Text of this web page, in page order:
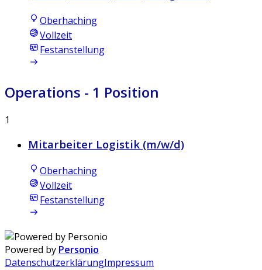
Oberhaching
Vollzeit
Festanstellung
Operations - 1 Position
1
Mitarbeiter Logistik (m/w/d)
Oberhaching
Vollzeit
Festanstellung
Powered by Personio
DatenschutzerklärungImpressum